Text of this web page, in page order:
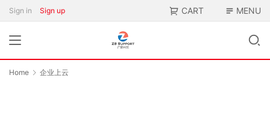
Sign in Sign up CART MENU
Home 企业上云